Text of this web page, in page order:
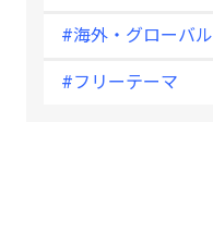
#海外・グローバル
#フリーテーマ